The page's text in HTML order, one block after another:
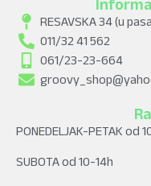
RESAVSKA 34 (u
011/32 41 562
061/23-23-664
PONEDELJAK-PETAK od
SUBOTA od 10-14h